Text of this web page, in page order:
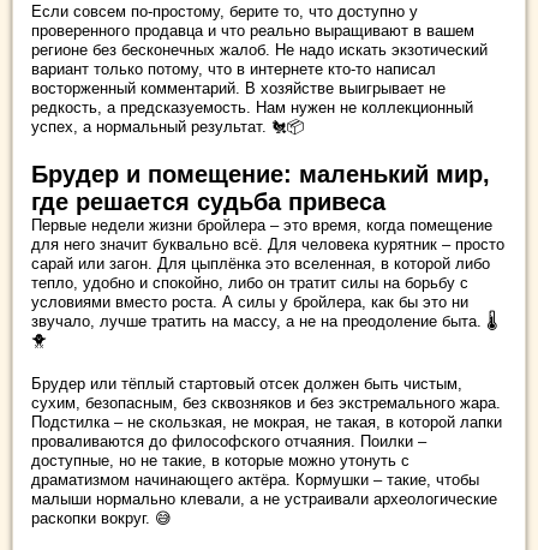
Если совсем по-простому, берите то, что доступно у
проверенного продавца и что реально выращивают в вашем
регионе без бесконечных жалоб. Не надо искать экзотический
вариант только потому, что в интернете кто-то написал
восторженный комментарий. В хозяйстве выигрывает не
редкость, а предсказуемость. Нам нужен не коллекционный
успех, а нормальный результат. 🐔📦
Брудер и помещение: маленький мир,
где решается судьба привеса
Первые недели жизни бройлера – это время, когда помещение
для него значит буквально всё. Для человека курятник – просто
сарай или загон. Для цыплёнка это вселенная, в которой либо
тепло, удобно и спокойно, либо он тратит силы на борьбу с
условиями вместо роста. А силы у бройлера, как бы это ни
звучало, лучше тратить на массу, а не на преодоление быта. 🌡️
🐥
Брудер или тёплый стартовый отсек должен быть чистым,
сухим, безопасным, без сквозняков и без экстремального жара.
Подстилка – не скользкая, не мокрая, не такая, в которой лапки
проваливаются до философского отчаяния. Поилки –
доступные, но не такие, в которые можно утонуть с
драматизмом начинающего актёра. Кормушки – такие, чтобы
малыши нормально клевали, а не устраивали археологические
раскопки вокруг. 😅